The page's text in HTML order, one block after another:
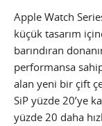
Apple Watch
küçük tasarım
barındıran
performansa
alan yeni bir çift
SiP yüzde 20’ye
yüzde 20 daha